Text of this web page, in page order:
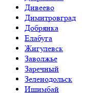
Дивеево
Димитровград
Добрянка
Елабуга
Жигулевск
Заволжье
Заречный
Зеленодольск
Ишимбай